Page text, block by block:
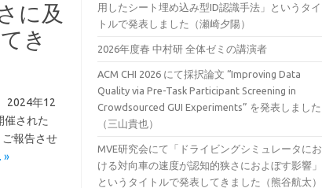
に及
き
2024年12
催された
報告させ
»
用したシート埋め込み型ID認識手法」というタイ
トルで発表しました（瀬崎夕陽）
2026年度春 中村研 全体ゼミの講演者
ACM CHI 2026 にて採択論文 “Improving Data
Quality via Pre-Task Participant Screening in
Crowdsourced GUI Experiments” を発表しました
（三山貴也）
MVE研究会にて「ドライビングシミュレータにお
ける対向車の速度が認知的狭さにおよぼす影響」
というタイトルで発表してきました（熊谷航太）